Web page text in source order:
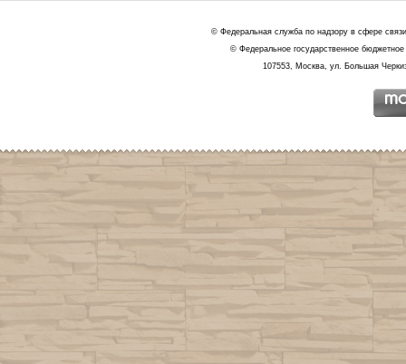
© Федеральная служба по надзору в сфере
© Федеральное государственное
107553, Москва, ул. Большая